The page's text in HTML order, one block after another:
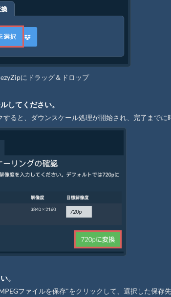
にドラッグ＆ドロップ
してください。
ると、ダウンスケール処理が開始され、完了までに
。
ファイルを保存"をクリックして、選択した保存